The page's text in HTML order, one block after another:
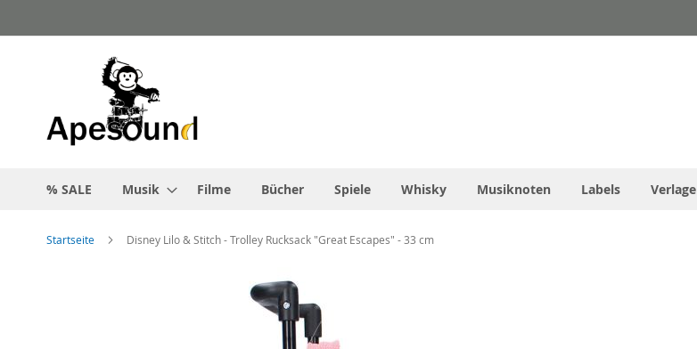
Inhalt
% SALE Musik Filme Bücher Spiele Whisky Musiknoten Labels Verlage
Startseite Disney Lilo & Stitch - Trolley Rucksack "Great Escapes" - 33 cm